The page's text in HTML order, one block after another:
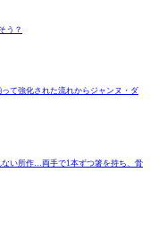
う？
て強化された流れからジャンヌ・ダ
ない所作…両手で1本ずつ箸を持ち、骨